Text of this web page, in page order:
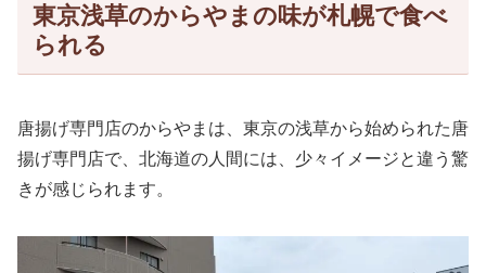
東京浅草のからやまの味が札幌で食べ
られる
唐揚げ専門店のからやまは、東京の浅草から始められた唐
揚げ専門店で、北海道の人間には、少々イメージと違う驚
きが感じられます。